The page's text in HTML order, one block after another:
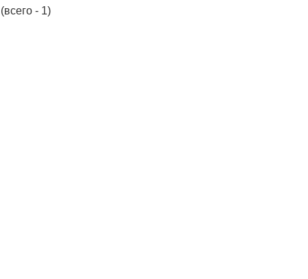
(всего - 1)